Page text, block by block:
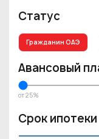
Статус
Гражданин ОАЭ
Авансовый
от 25%
Срок ипотеки